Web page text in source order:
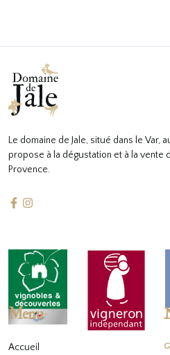
Le domaine de Jale, situé dans le Var,
propose à la dégustation et à la vente
Provence.
Menu
Accueil